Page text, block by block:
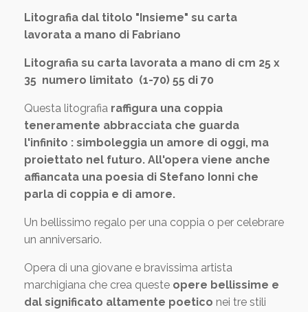
Litografia dal titolo "Insieme" su carta
lavorata a mano di Fabriano
Litografia su carta lavorata a mano di cm 25 x
35 numero limitato (1-70) 55 di 70
Questa litografia raffigura una coppia
teneramente abbracciata che guarda
l'infinito : simboleggia un amore di oggi, ma
proiettato nel futuro. All'opera viene anche
affiancata una poesia di Stefano Ionni che
parla di coppia e di amore.
Un bellissimo regalo per una coppia o per celebrare
un anniversario.
Opera di una giovane e bravissima artista
marchigiana che crea queste opere bellissime e
dal significato altamente poetico nei tre stili